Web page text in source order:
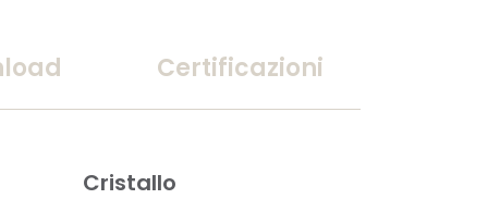
Certificazioni
Cristallo